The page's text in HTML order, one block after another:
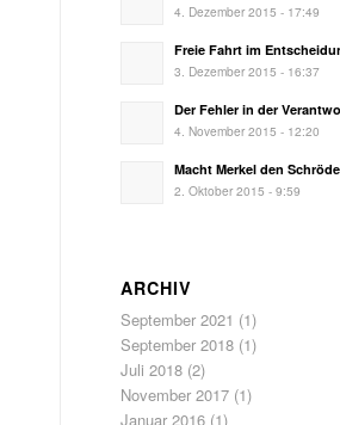
4. Dezember 2015 - 17:49
Freie Fahrt im
3. Dezember 2015 - 16:37
Der Fehler in der
4. November 2015 - 12:20
Macht Merkel den
2. Oktober 2015 - 9:59
ARCHIV
September 2021 (1)
September 2018 (1)
Juli 2018 (2)
November 2017 (1)
Januar 2016 (1)